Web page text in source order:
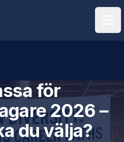
för
2026 –
du välja?